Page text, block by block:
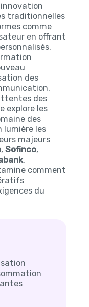
traditionnelles
comme
en offrant
des
des
explore les
des
lumière les
majeurs
, Sofinco,
,
comment
du